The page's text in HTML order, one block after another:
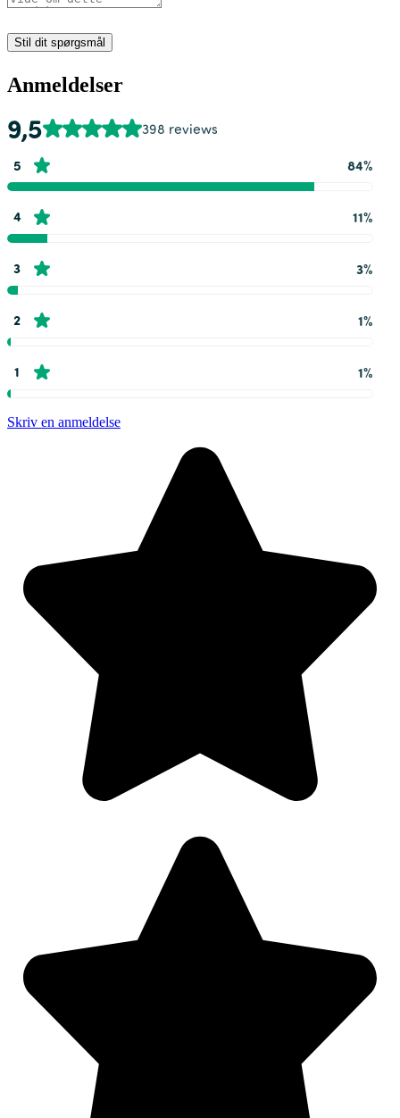
Stil dit spørgsmål
Anmeldelser
9,5 398 reviews
5 84%
4 11%
3 3%
2 1%
1 1%
Skriv en anmeldelse